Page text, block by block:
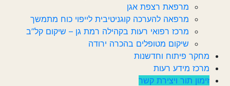
מרפאת רצפת אגן
מרפאה להערכה קוגניטיבית לייפוי כוח מתמשך
מרכז רפואי רעות בקהילה רמת גן – שיקום קל”ב
שיקום מטופלים בהכרה ירודה
מחקר פיתוח וחדשנות
מרכז מידע רעות
זימון תור ויצירת קשר